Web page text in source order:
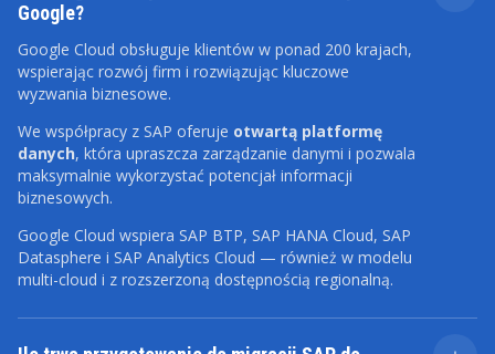
Google?
Google Cloud obsługuje klientów w ponad 200 krajach,
wspierając rozwój firm i rozwiązując kluczowe
wyzwania biznesowe.
We współpracy z SAP oferuje otwartą platformę
danych, która upraszcza zarządzanie danymi i pozwala
maksymalnie wykorzystać potencjał informacji
biznesowych.
Google Cloud wspiera SAP BTP, SAP HANA Cloud, SAP
Datasphere i SAP Analytics Cloud — również w modelu
multi-cloud i z rozszerzoną dostępnością regionalną.